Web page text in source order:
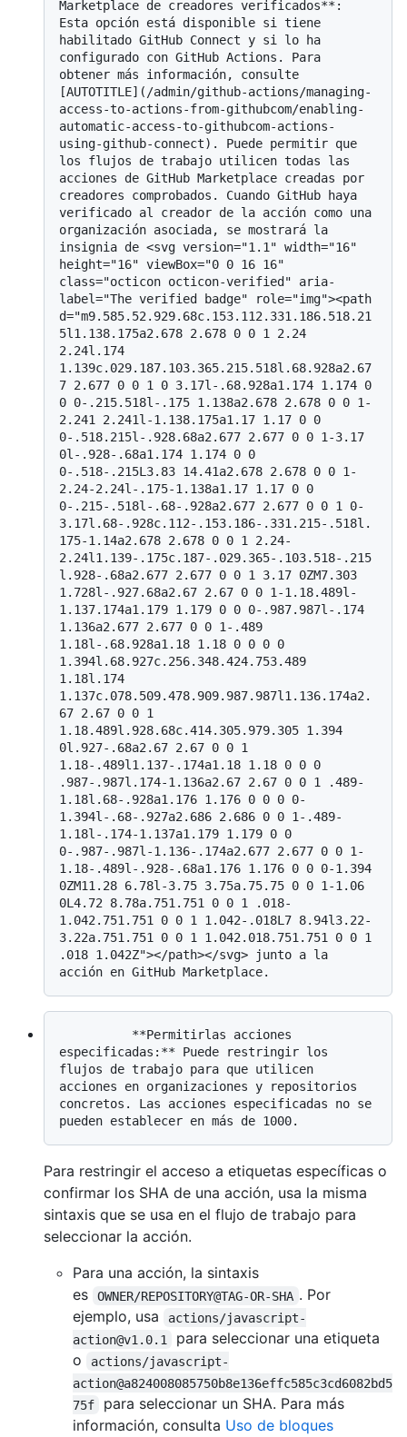
Marketplace de creadores verificados**:
Esta opción está disponible si tiene
habilitado GitHub Connect y si lo ha
configurado con GitHub Actions. Para
obtener más información, consulte
[AUTOTITLE](/admin/github-actions/managing-
access-to-actions-from-githubcom/enabling-
automatic-access-to-githubcom-actions-
using-github-connect). Puede permitir que
los flujos de trabajo utilicen todas las
acciones de GitHub Marketplace creadas por
creadores comprobados. Cuando GitHub haya
verificado al creador de la acción como una
organización asociada, se mostrará la
insignia de <svg version="1.1" width="16"
height="16" viewBox="0 0 16 16"
class="octicon octicon-verified" aria-
label="The verified badge" role="img"><path
d="m9.585.52.929.68c.153.112.331.186.518.21
5l1.138.175a2.678 2.678 0 0 1 2.24
2.24l.174
1.139c.029.187.103.365.215.518l.68.928a2.67
7 2.677 0 0 1 0 3.17l-.68.928a1.174 1.174 0
0 0-.215.518l-.175 1.138a2.678 2.678 0 0 1-
2.241 2.241l-1.138.175a1.17 1.17 0 0
0-.518.215l-.928.68a2.677 2.677 0 0 1-3.17
0l-.928-.68a1.174 1.174 0 0
0-.518-.215L3.83 14.41a2.678 2.678 0 0 1-
2.24-2.24l-.175-1.138a1.17 1.17 0 0
0-.215-.518l-.68-.928a2.677 2.677 0 0 1 0-
3.17l.68-.928c.112-.153.186-.331.215-.518l.
175-1.14a2.678 2.678 0 0 1 2.24-
2.24l1.139-.175c.187-.029.365-.103.518-.215
l.928-.68a2.677 2.677 0 0 1 3.17 0ZM7.303
1.728l-.927.68a2.67 2.67 0 0 1-1.18.489l-
1.137.174a1.179 1.179 0 0 0-.987.987l-.174
1.136a2.677 2.677 0 0 1-.489
1.18l-.68.928a1.18 1.18 0 0 0 0
1.394l.68.927c.256.348.424.753.489
1.18l.174
1.137c.078.509.478.909.987.987l1.136.174a2.
67 2.67 0 0 1
1.18.489l.928.68c.414.305.979.305 1.394
0l.927-.68a2.67 2.67 0 0 1
1.18-.489l1.137-.174a1.18 1.18 0 0 0
.987-.987l.174-1.136a2.67 2.67 0 0 1 .489-
1.18l.68-.928a1.176 1.176 0 0 0 0-
1.394l-.68-.927a2.686 2.686 0 0 1-.489-
1.18l-.174-1.137a1.179 1.179 0 0
0-.987-.987l-1.136-.174a2.677 2.677 0 0 1-
1.18-.489l-.928-.68a1.176 1.176 0 0 0-1.394
0ZM11.28 6.78l-3.75 3.75a.75.75 0 0 1-1.06
0L4.72 8.78a.751.751 0 0 1 .018-
1.042.751.751 0 0 1 1.042-.018L7 8.94l3.22-
3.22a.751.751 0 0 1 1.042.018.751.751 0 0 1
.018 1.042Z"></path></svg> junto a la
especificadas:** Puede restringir los
flujos de trabajo para que utilicen
acciones en organizaciones y repositorios
concretos. Las acciones especificadas no se
Para restringir el acceso a etiquetas específicas o
confirmar los SHA de una acción, usa la misma
sintaxis que se usa en el flujo de trabajo para
seleccionar la acción.
Para una acción, la sintaxis
es
OWNER/REPOSITORY@TAG-OR-SHA . Por
ejemplo, usa
actions/javascript-
action@v1.0.1
para seleccionar una etiqueta
o
actions/javascript-
action@a824008085750b8e136effc585c3cd6082bd5
75f
para seleccionar un SHA. Para más
información, consulta Uso de bloques